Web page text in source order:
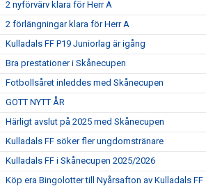
2 nyförvärv klara för Herr A
2 förlängningar klara för Herr A
Kulladals FF P19 Juniorlag är igång
Bra prestationer i Skånecupen
Fotbollsåret inleddes med Skånecupen
GOTT NYTT ÅR
Härligt avslut på 2025 med Skånecupen
Kulladals FF söker fler ungdomstränare
Kulladals FF i Skånecupen 2025/2026
Köp era Bingolotter till Nyårsafton av Kulladals FF